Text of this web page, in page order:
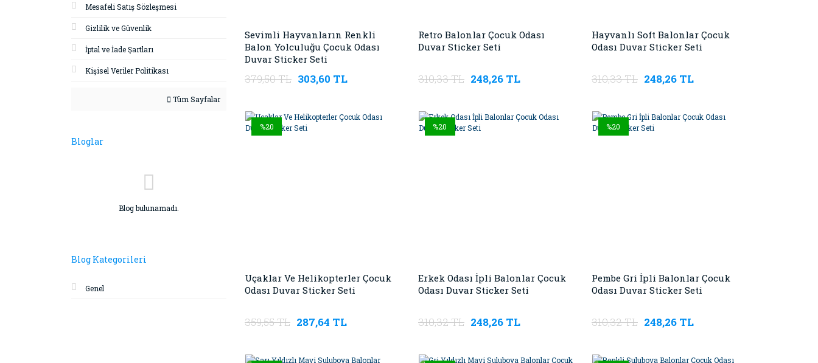
Mesafeli Satış Sözleşmesi
Gizlilik ve Güvenlik
İptal ve İade Şartları
Kişisel Veriler Politikası
Tüm Sayfalar
Bloglar
Blog bulunamadı.
Blog Kategorileri
Genel
Sevimli Hayvanların Renkli
Balon Yolculuğu Çocuk Odası
Duvar Sticker Seti
379,50 TL 303,60 TL
Retro Balonlar Çocuk Odası
Duvar Sticker Seti
310,33 TL 248,26 TL
Hayvanlı Soft Balonlar Çocuk
Odası Duvar Sticker Seti
310,33 TL 248,26 TL
%20
Uçaklar Ve Helikopterler Çocuk
Odası Duvar Sticker Seti
359,55 TL 287,64 TL
%20
Erkek Odası İpli Balonlar Çocuk
Odası Duvar Sticker Seti
310,32 TL 248,26 TL
%20
Pembe Gri İpli Balonlar Çocuk
Odası Duvar Sticker Seti
310,32 TL 248,26 TL